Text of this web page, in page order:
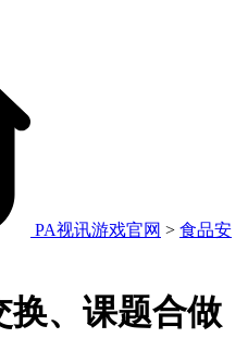
PA视讯游戏官网 > 食品安
换、课题合做